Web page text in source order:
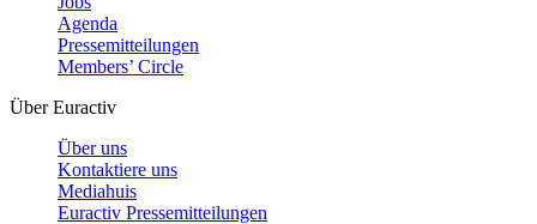
Agenda
Pressemitteilungen
Members’ Circle
Über Euractiv
Über uns
Kontaktiere uns
Mediahuis
Euractiv Pressemitteilungen